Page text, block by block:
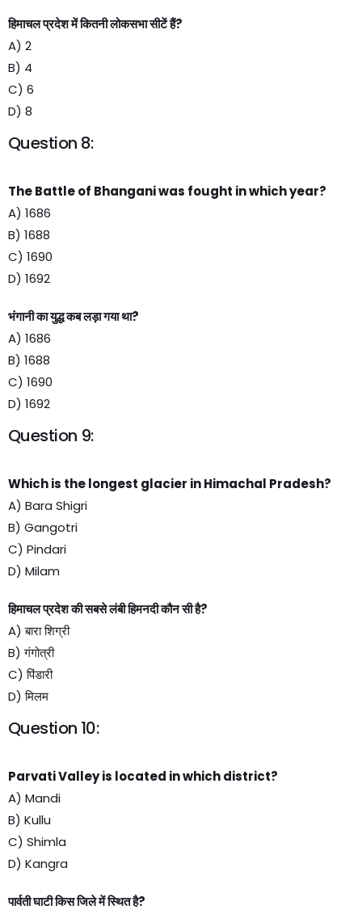
हिमाचल प्रदेश में कितनी लोकसभा सीटें हैं?
A) 2
B) 4
C) 6
D) 8
Question 8:
The Battle of Bhangani was fought in which year?
A) 1686
B) 1688
C) 1690
D) 1692
भंगानी का युद्ध कब लड़ा गया था?
A) 1686
B) 1688
C) 1690
D) 1692
Question 9:
Which is the longest glacier in Himachal Pradesh?
A) Bara Shigri
B) Gangotri
C) Pindari
D) Milam
हिमाचल प्रदेश की सबसे लंबी हिमनदी कौन सी है?
A) बारा शिग्री
B) गंगोत्री
C) पिंडारी
D) मिलम
Question 10:
Parvati Valley is located in which district?
A) Mandi
B) Kullu
C) Shimla
D) Kangra
पार्वती घाटी किस जिले में स्थित है?